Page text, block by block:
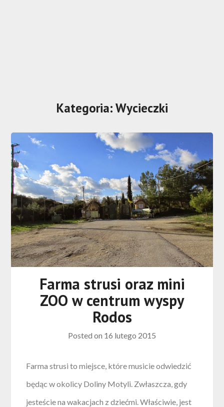
Kategoria:Wycieczki
Farma strusi oraz mini
ZOO w centrum wyspy
Rodos
Posted on 16 lutego 2015
Farma strusi to miejsce, które musicie odwiedzić
będąc w okolicy Doliny Motyli. Zwłaszcza, gdy
jesteście na wakacjach z dziećmi. Właściwie, jest